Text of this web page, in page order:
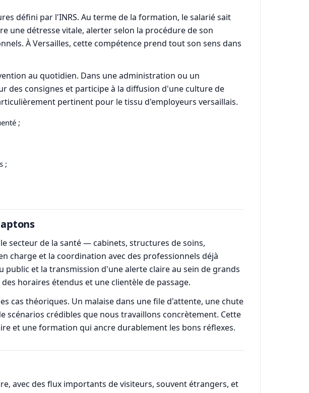
défini par l'INRS. Au terme de la formation, le salarié sait
une détresse vitale, alerter selon la procédure de son
À Versailles, cette compétence prend tout son sens dans
au quotidien. Dans une administration ou un
des consignes et participe à la diffusion d'une culture de
pertinent pour le tissu d'employeurs versaillais.
;
;
secteur de la santé — cabinets, structures de soins,
charge et la coordination avec des professionnels déjà
public et la transmission d'une alerte claire au sein de grands
horaires étendus et une clientèle de passage.
cas théoriques. Un malaise dans une file d'attente, une chute
crédibles que nous travaillons concrètement. Cette
et une formation qui ancre durablement les bons réflexes.
avec des flux importants de visiteurs, souvent étrangers, et